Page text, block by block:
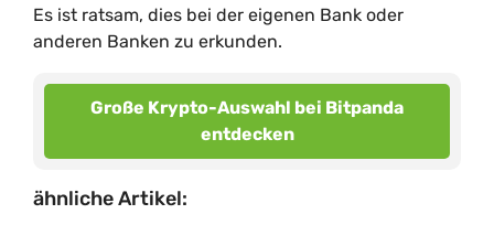
Es ist ratsam, dies bei der eigenen Bank oder
anderen Banken zu erkunden.
Große Krypto-Auswahl bei Bitpanda
entdecken
ähnliche Artikel: